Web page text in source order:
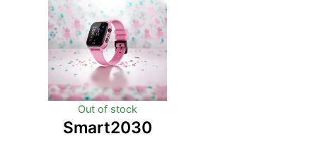
Out of stock
Smart2030
was:
1,900.00৳ .
is:
1,199.00৳ .